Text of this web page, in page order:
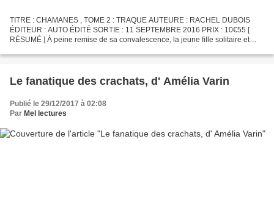
TITRE : CHAMANES , TOME 2 : TRAQUE AUTEURE : RACHEL DUBOIS
ÉDITEUR : AUTO ÉDITÉ SORTIE : 11 SEPTEMBRE 2016 PRIX : 10€55 [
RÉSUMÉ ] À peine remise de sa convalescence, la jeune fille solitaire et
Le fanatique des crachats, d' Amélia Varin
Publié le 29/12/2017 à 02:08
Par Mel lectures